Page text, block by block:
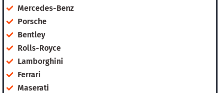
Mercedes-Benz
Porsche
Bentley
Rolls-Royce
Lamborghini
Ferrari
Maserati